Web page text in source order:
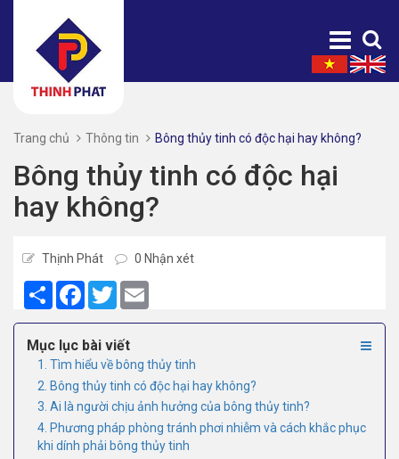
Trang chủ Thông tin Bông thủy tinh có độc hại hay không?
Bông thủy tinh có độc hại
hay không?
Thịnh Phát 0 Nhận xét
Share Facebook
Twitter
Mục lục bài viết
1. Tìm hiểu về bông thủy tinh
2. Bông thủy tinh có độc hại hay không?
3. Ai là người chịu ảnh hưởng của bông thủy tinh?
4. Phương pháp phòng tránh phơi nhiễm và cách khắc phục
khi dính phải bông thủy tinh